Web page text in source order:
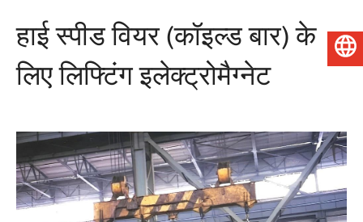
हाई स्पीड वियर (कॉइल्ड बार) के
लिए लिफ्टिंग इलेक्ट्रोमैग्नेट
हिन्दी